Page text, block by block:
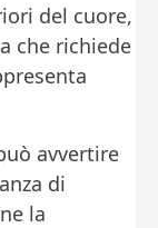
del cuore,
che richiede
avvertire
di
la